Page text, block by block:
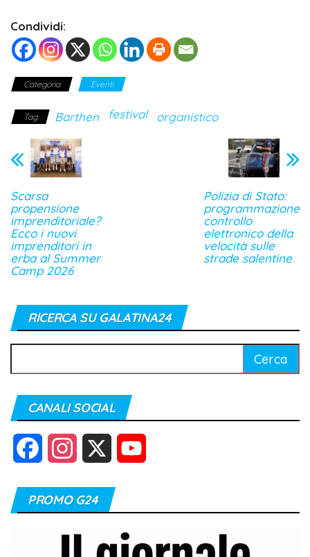
Condividi:
Categoria Eventi
Tag Barthen festival organistico
Scarsa
propensione
imprenditoriale?
Ecco i nuovi
imprenditori in
erba al Summer
Camp 2026
Polizia di Stato:
programmazione
controllo
elettronico della
velocità sulle
strade salentine
RICERCA SU GALATINA24
per:
CANALI SOCIAL
c s
t
PROMO G24